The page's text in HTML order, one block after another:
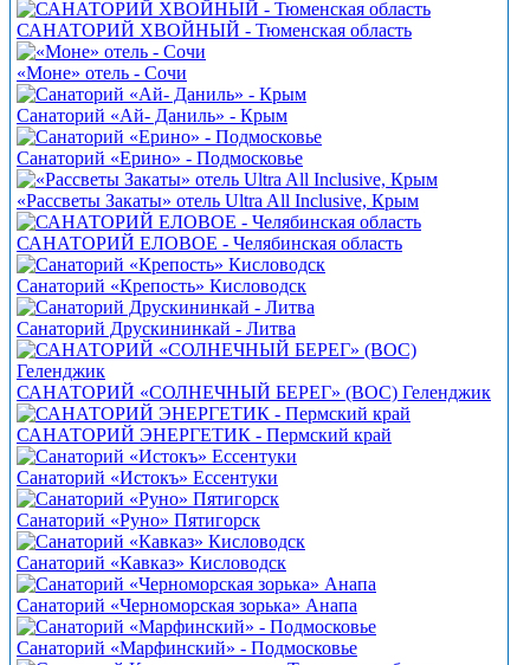
САНАТОРИЙ ХВОЙНЫЙ - Тюменская область
«Моне» отель - Сочи
Санаторий «Ай- Даниль» - Крым
Санаторий «Ерино» - Подмосковье
«Рассветы Закаты» отель Ultra All Inclusive, Крым
САНАТОРИЙ ЕЛОВОЕ - Челябинская область
Санаторий «Крепость» Кисловодск
Санаторий Друскининкай - Литва
САНАТОРИЙ «СОЛНЕЧНЫЙ БЕРЕГ» (ВОС) Геленджик
САНАТОРИЙ ЭНЕРГЕТИК - Пермский край
Санаторий «Истокъ» Ессентуки
Санаторий «Руно» Пятигорск
Санаторий «Кавказ» Кисловодск
Санаторий «Черноморская зорька» Анапа
Санаторий «Марфинский» - Подмосковье